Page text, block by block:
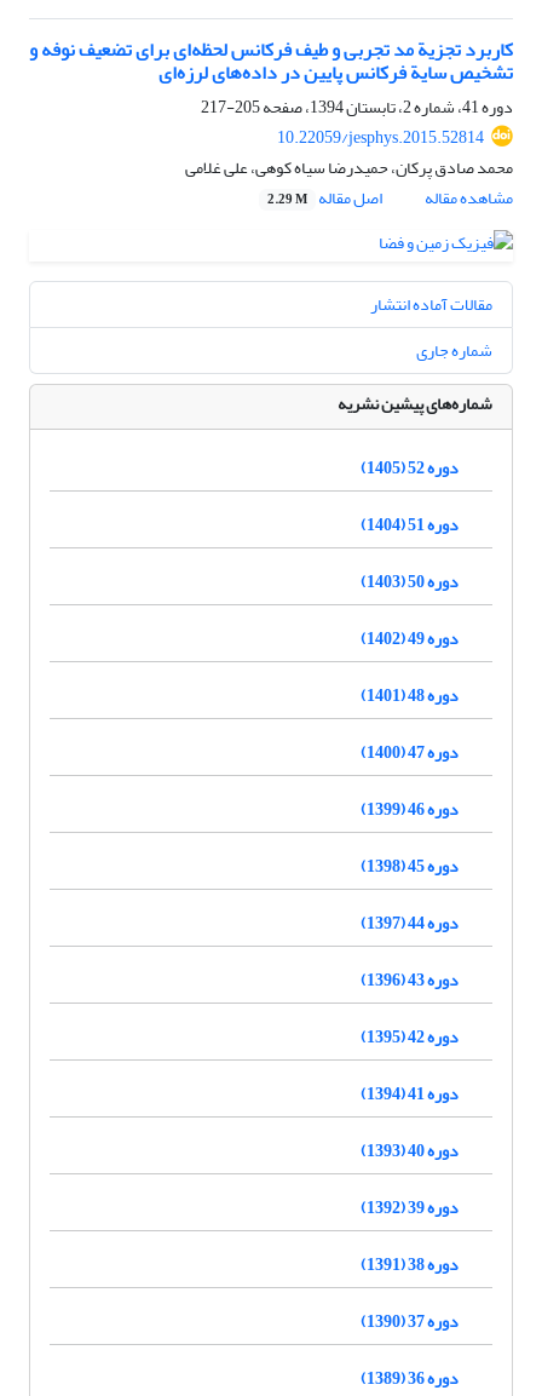
کاربرد تجزیة مد تجربی و طیف فرکانس لحظه‌ای برای تضعیف نوفه و
تشخیص سایة فرکانس پایین در داده‌های لرزه‌ای
دوره 41، شماره 2، تابستان 1394، صفحه
205-217
10.22059/jesphys.2015.52814
محمد صادق پرکان، حمیدرضا سیاه کوهی، علی غلامی
مشاهده مقاله
اصل مقاله 2.29 M
مقالات آماده انتشار
شماره جاری
شماره‌های پیشین نشریه
دوره 52 (1405)
دوره 51 (1404)
دوره 50 (1403)
دوره 49 (1402)
دوره 48 (1401)
دوره 47 (1400)
دوره 46 (1399)
دوره 45 (1398)
دوره 44 (1397)
دوره 43 (1396)
دوره 42 (1395)
دوره 41 (1394)
دوره 40 (1393)
دوره 39 (1392)
دوره 38 (1391)
دوره 37 (1390)
دوره 36 (1389)